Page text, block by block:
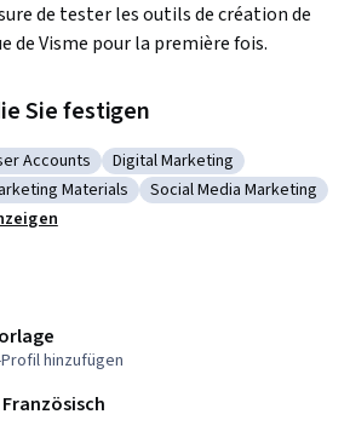
de tester les outils de création de
de Visme pour la première fois.
Sie festigen
User Accounts
Accounts Kategorie: Digital Marketing
Digital Marketing
DesignMarketing Materials
Materials Kategorie: Social
Social Media Marketing
hinzufügen